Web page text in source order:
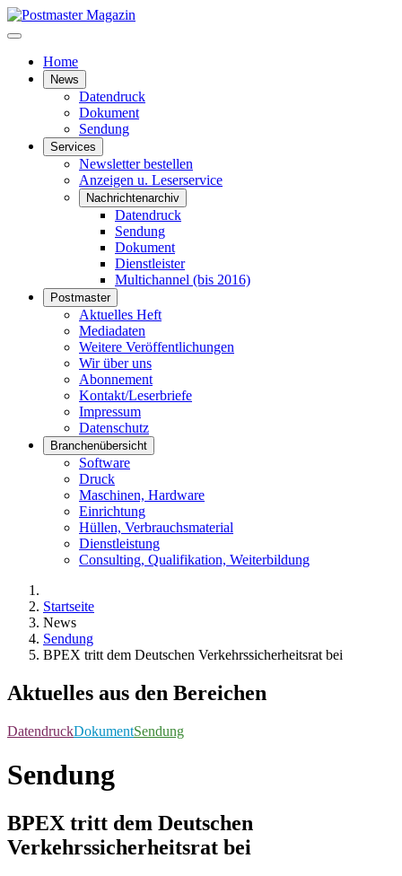
Home
News
Datendruck
Dokument
Sendung
Services
Newsletter bestellen
Anzeigen u. Leserservice
Nachrichtenarchiv
Datendruck
Sendung
Dokument
Dienstleister
Multichannel (bis 2016)
Postmaster
Aktuelles Heft
Mediadaten
Weitere Veröffentlichungen
Wir über uns
Abonnement
Kontakt/Leserbriefe
Impressum
Datenschutz
Branchenübersicht
Software
Druck
Maschinen, Hardware
Einrichtung
Hüllen, Verbrauchsmaterial
Dienstleistung
Consulting, Qualifikation, Weiterbildung
Startseite
News
Sendung
BPEX tritt dem Deutschen Verkehrssicherheitsrat bei
Aktuelles aus den Bereichen
DatendruckDokumentSendung
Sendung
BPEX tritt dem Deutschen
Verkehrssicherheitsrat bei